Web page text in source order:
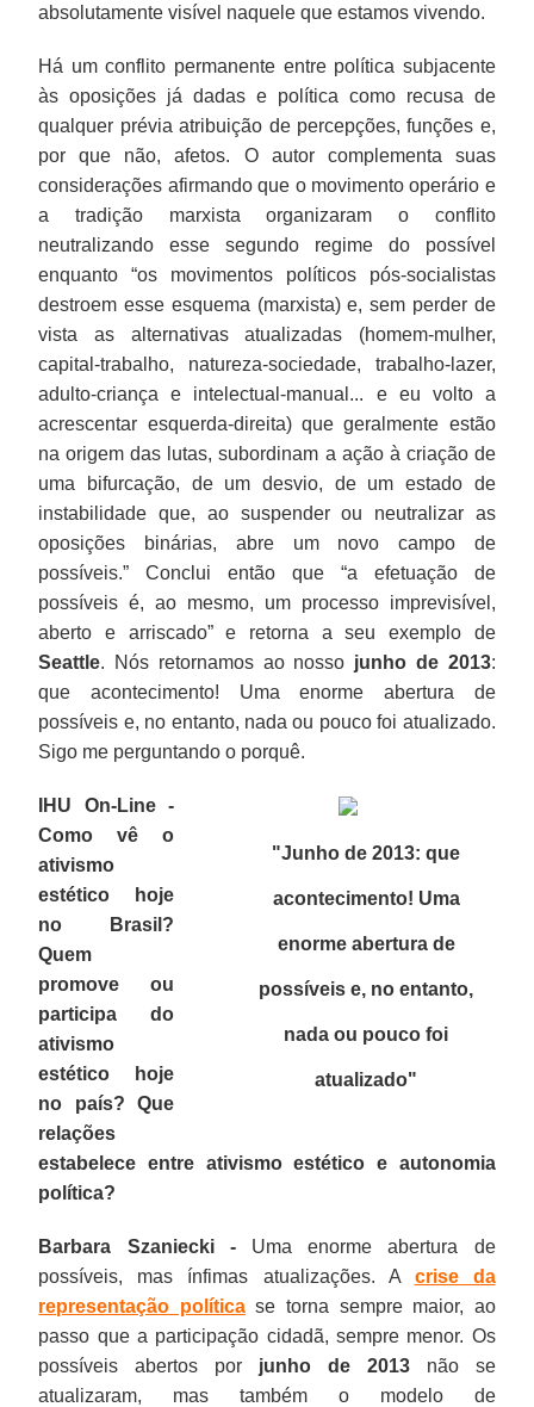
absolutamente visível naquele que estamos vivendo.
Há um conflito permanente entre política subjacente
às oposições já dadas e política como recusa de
qualquer prévia atribuição de percepções, funções e,
por que não, afetos. O autor complementa suas
considerações afirmando que o movimento operário e
a tradição marxista organizaram o conflito
neutralizando esse segundo regime do possível
enquanto “os movimentos políticos pós-socialistas
destroem esse esquema (marxista) e, sem perder de
vista as alternativas atualizadas (homem-mulher,
capital-trabalho, natureza-sociedade, trabalho-lazer,
adulto-criança e intelectual-manual... e eu volto a
acrescentar esquerda-direita) que geralmente estão
na origem das lutas, subordinam a ação à criação de
uma bifurcação, de um desvio, de um estado de
instabilidade que, ao suspender ou neutralizar as
oposições binárias, abre um novo campo de
possíveis.” Conclui então que “a efetuação de
possíveis é, ao mesmo, um processo imprevisível,
aberto e arriscado” e retorna a seu exemplo de
Seattle. Nós retornamos ao nosso junho de 2013:
que acontecimento! Uma enorme abertura de
possíveis e, no entanto, nada ou pouco foi atualizado.
Sigo me perguntando o porquê.
"Junho de 2013: que
acontecimento! Uma
enorme abertura de
possíveis e, no entanto,
nada ou pouco foi
atualizado"
IHU On-Line -
Como vê o
ativismo
estético hoje
no Brasil?
Quem
promove ou
participa do
ativismo
estético hoje
no país? Que
relações
estabelece entre ativismo estético e autonomia
política?
Barbara Szaniecki -Uma enorme abertura de
possíveis, mas ínfimas atualizações. A crise da
representação políticase torna sempre maior, ao
passo que a participação cidadã, sempre menor. Os
possíveis abertos por junho de 2013não se
atualizaram, mas também o modelo de